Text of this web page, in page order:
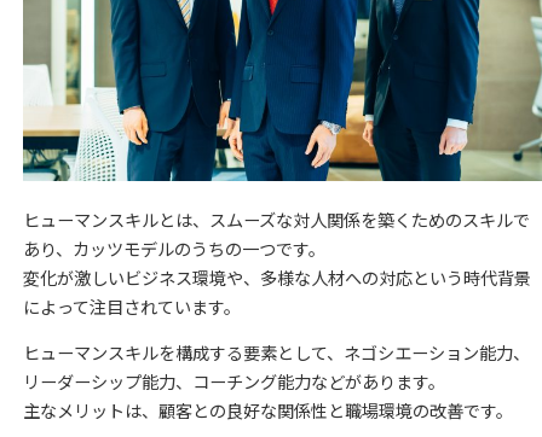
ヒューマンスキルとは、スムーズな対人関係を築くためのスキルで
あり、カッツモデルのうちの一つです。
変化が激しいビジネス環境や、多様な人材への対応という時代背景
によって注目されています。
ヒューマンスキルを構成する要素として、ネゴシエーション能力、
リーダーシップ能力、コーチング能力などがあります。
主なメリットは、顧客との良好な関係性と職場環境の改善です。